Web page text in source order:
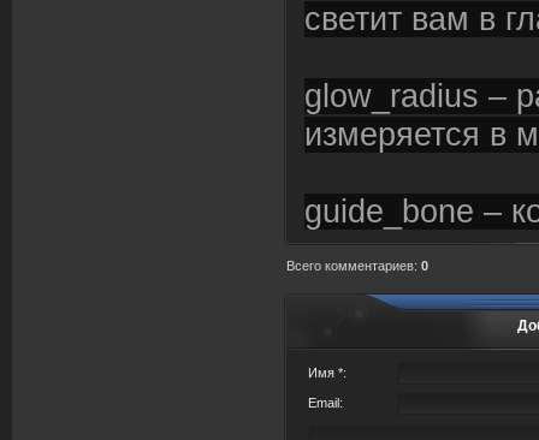
светит вам в
glow_radius –
измеряется в
guide_bone –
Всего комментариев: 0
Имя *:
Email: